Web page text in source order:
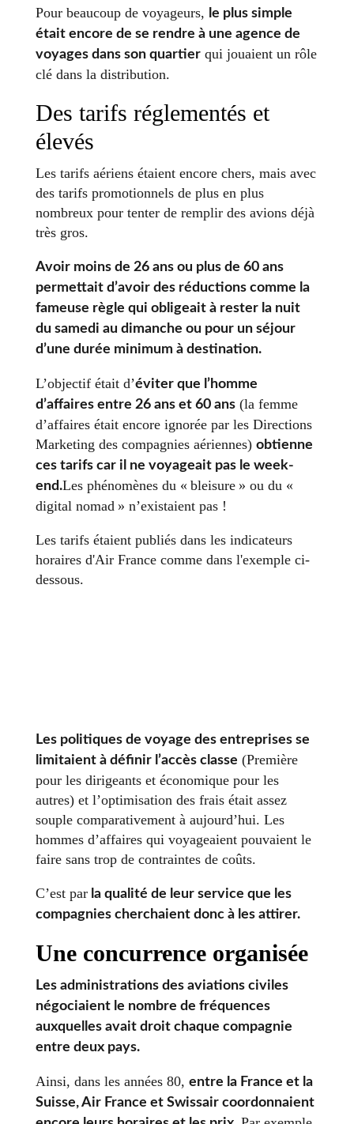
Pour beaucoup de voyageurs, le plus simple
était encore de se rendre à une agence de
voyages dans son quartierqui jouaient un rôle
clé dans la distribution.
Des tarifs réglementés et
élevés
Les tarifs aériens étaient encore chers, mais avec
des tarifs promotionnels de plus en plus
nombreux pour tenter de remplir des avions déjà
très gros.
Avoir moins de 26 ans ou plus de 60 ans
permettait d’avoir des réductions comme la
fameuse règle qui obligeait à rester la nuit
du samedi au dimanche ou pour un séjour
d’une durée minimum à destination.
L’objectif était d’éviter que l’homme
d’affaires entre 26 ans et 60 ans(la femme
d’affaires était encore ignorée par les Directions
Marketing des compagnies aériennes) obtienne
ces tarifs car il ne voyageait pas le week-
end.Les phénomènes du « bleisure » ou du «
digital nomad » n’existaient pas !
Les tarifs étaient publiés dans les indicateurs
horaires d'Air France comme dans l'exemple ci-
dessous.
Les politiques de voyage des entreprises se
limitaient à définir l’accès classe (Première
pour les dirigeants et économique pour les
autres) et l’optimisation des frais était assez
souple comparativement à aujourd’hui. Les
hommes d’affaires qui voyageaient pouvaient le
faire sans trop de contraintes de coûts.
C’est parla qualité de leur service que les
compagnies cherchaient donc à les attirer.
Une concurrence organisée
Les administrations des aviations civiles
négociaient le nombre de fréquences
auxquelles avait droit chaque compagnie
entre deux pays.
Ainsi, dans les années 80, entre la France et la
Suisse, Air France et Swissair coordonnaient